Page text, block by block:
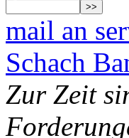
mail an
Schach
Zur Zeit